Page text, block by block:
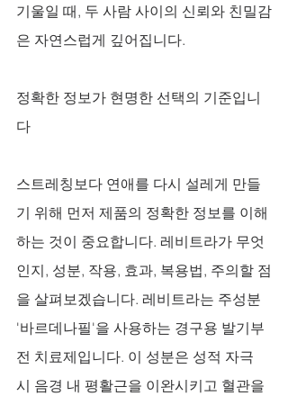
기울일 때, 두 사람 사이의 신뢰와 친밀감
은 자연스럽게 깊어집니다.
정확한 정보가 현명한 선택의 기준입니
다
스트레칭보다 연애를 다시 설레게 만들
기 위해 먼저 제품의 정확한 정보를 이해
하는 것이 중요합니다. 레비트라가 무엇
인지, 성분, 작용, 효과, 복용법, 주의할 점
을 살펴보겠습니다. 레비트라는 주성분
'바르데나필'을 사용하는 경구용 발기부
전 치료제입니다. 이 성분은 성적 자극
시 음경 내 평활근을 이완시키고 혈관을